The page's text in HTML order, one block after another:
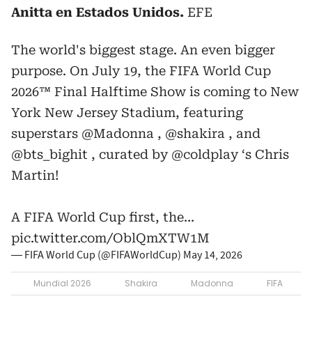
Anitta en Estados Unidos. EFE
The world's biggest stage. An even bigger
purpose. On July 19, the FIFA World Cup
2026™ Final Halftime Show is coming to New
York New Jersey Stadium, featuring
superstars @Madonna , @shakira , and
@bts_bighit , curated by @coldplay‘s Chris
Martin!
A FIFA World Cup first, the…
pic.twitter.com/OblQmXTW1M
— FIFA World Cup (@FIFAWorldCup) May 14, 2026
Mundial 2026 Shakira Madonna FIFA